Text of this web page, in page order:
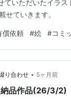
ていただいたイラス
せていきます。
償依頼 #絵 #コミ
り合わせ • 5ヶ月前
納品作品(26/3/2)